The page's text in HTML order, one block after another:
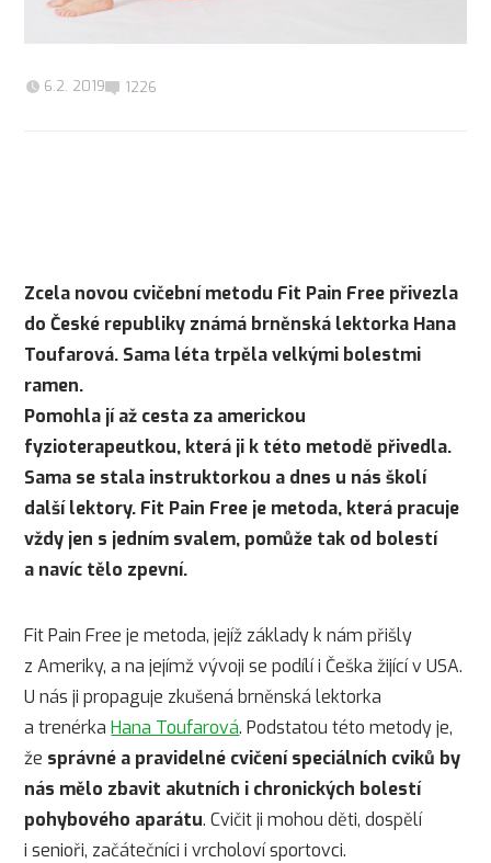
6.2. 2019 1226
Zcela novou cvičební metodu Fit Pain Free přivezla
do České republiky známá brněnská lektorka Hana
Toufarová. Sama léta trpěla velkými bolestmi
ramen.
Pomohla jí až cesta za americkou
fyzioterapeutkou, která ji k této metodě přivedla.
Sama se stala instruktorkou a dnes u nás školí
další lektory. Fit Pain Free je metoda, která pracuje
vždy jen s jedním svalem, pomůže tak od bolestí
a navíc tělo zpevní.
Fit Pain Free je metoda, jejíž základy k nám přišly
z Ameriky, a na jejímž vývoji se podílí i Češka žijící v USA.
U nás ji propaguje zkušená brněnská lektorka
a trenérkaHana Toufarová. Podstatou této metody je,
že správné a pravidelné cvičení speciálních cviků by
nás mělo zbavit akutních i chronických bolestí
pohybového aparátu. Cvičit ji mohou děti, dospělí
i senioři, začátečníci i vrcholoví sportovci.